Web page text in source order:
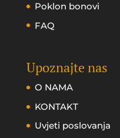
Poklon bonovi
FAQ
Upoznajte nas
O NAMA
KONTAKT
Uvjeti poslovanja